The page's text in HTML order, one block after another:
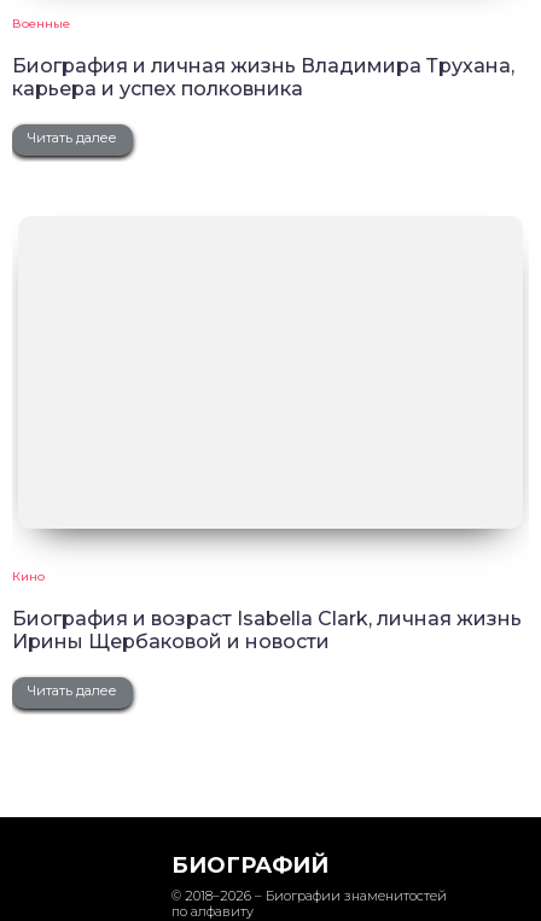
Военные
Биография и личная жизнь Владимира Трухана,
карьера и успех полковника
Читать далее
Кино
Биография и возраст Isabella Clark, личная жизнь
Ирины Щербаковой и новости
Читать далее
БИОГРАФИЙ
© 2018–2026 – Биографии знаменитостей
по алфавиту